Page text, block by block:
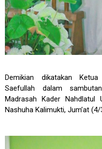
Demikian dikatakan
Saefullah dalam
Madrasah Kader
Nashuha Kalimukti, Jum’at